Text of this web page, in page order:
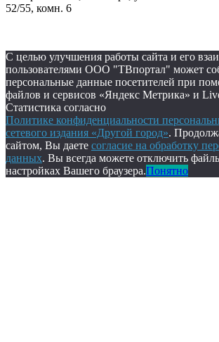
52/55, комн. 6
С целью улучшения работы сайта и его
пользователями ООО "ТВпортал" может
персональные данные посетителей при
файлов и сервисов «Яндекс Метрика» и
Статистика согласно
Политике конфиденциальности
сетевого издания «Другой город».
сайтом, Вы даете согласие на обработку
данных. Вы всегда можете отключить
настройках Вашего браузера.Понятно